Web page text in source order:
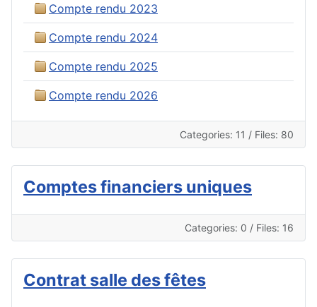
Compte rendu 2023
Compte rendu 2024
Compte rendu 2025
Compte rendu 2026
Categories: 11 / Files: 80
Comptes financiers uniques
Categories: 0 / Files: 16
Contrat salle des fêtes